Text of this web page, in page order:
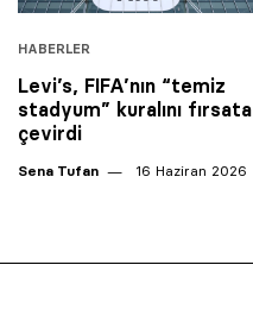
HABERLER
Levi’s, FIFA’nın “temiz
stadyum” kuralını fırsata
çevirdi
Sena Tufan 16 Haziran 2026